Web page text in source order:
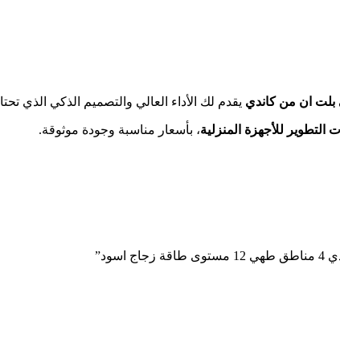
ان من كاندي يقدم لك الأداء العالي والتصميم الذكي الذي
التطوير للأجهزة المنزلية، بأسعار مناسبة وجودة موثوقة.